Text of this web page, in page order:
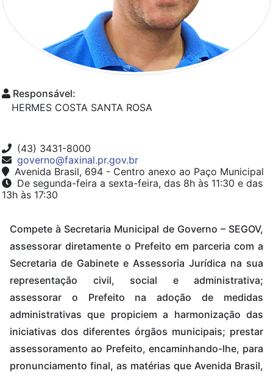
Responsável:
HERMES COSTA SANTA ROSA
(43) 3431-8000
governo@faxinal.pr.gov.br
Avenida Brasil, 694 - Centro anexo ao Paço Municipal
De segunda-feira a sexta-feira, das 8h às 11:30 e das
13h às 17:30
Compete à Secretaria Municipal de Governo – SEGOV,
assessorar diretamente o Prefeito em parceria com a
Secretaria de Gabinete e Assessoria Jurídica na sua
representação civil, social e administrativa;
assessorar o Prefeito na adoção de medidas
administrativas que propiciem a harmonização das
iniciativas dos diferentes órgãos municipais; prestar
assessoramento ao Prefeito, encaminhando-lhe, para
pronunciamento final, as matérias que Avenida Brasil,